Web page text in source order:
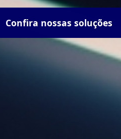
Confira nossas soluções